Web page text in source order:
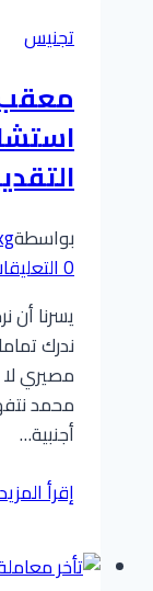
تجنيس
بواسطة
0 التعليقات
يسرنا أن
ندرك
مصيري لا
محمد
أجنبية…
إقرأ المزيد